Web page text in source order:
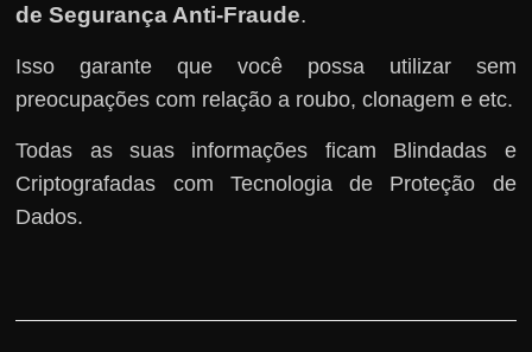
de Segurança Anti-Fraude.
Isso garante que você possa utilizar sem
preocupações com relação a roubo, clonagem e etc.
Todas as suas informações ficam Blindadas e
Criptografadas com Tecnologia de Proteção de
Dados.